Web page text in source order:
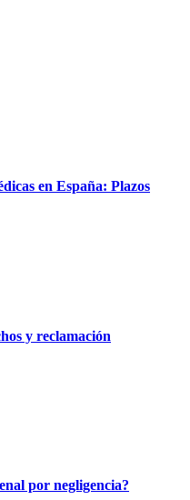
en España: Plazos
y reclamación
por negligencia?